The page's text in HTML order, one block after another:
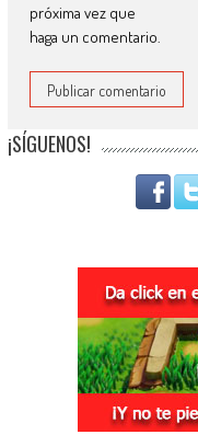
próxima vez que
haga un comentario.
¡SÍGUENOS!